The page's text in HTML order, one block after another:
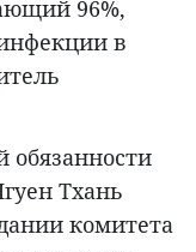
96%,
в
Тхань
комитета